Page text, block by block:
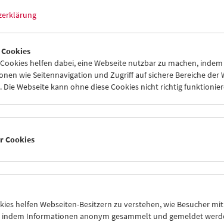
Inhalt von 'vimeo' kann aufgrund Ihrer
nicht angezeigt werden.
1975 war der provokante deutsche
für ein lebhaftes Publikumsgespräch nach einer
Im hier präsentierten Ausschnitt verteidigt Schroeter
Besuch von Schroeter, der anlässlich der
Nel Regno di Napoliam 7. Oktober 1978 stattfand,
und als Zusammenschnitt auf
an die Medienwerkstatt Wien
helfen dabei, eine Webseite nutzbar zu machen, indem
wie Seitennavigation und Zugriff auf sichere Bereiche der
Die Webseite kann ohne diese Cookies nicht richtig
Cookies
helfen Webseiten-Besitzern zu verstehen, wie Besucher
indem Informationen anonym gesammelt und gemeldet